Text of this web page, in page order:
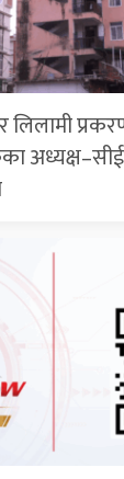
लिलामी